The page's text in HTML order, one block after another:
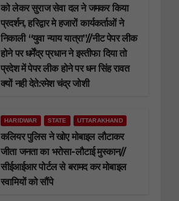
को लेकर सुराज सेवा दल ने जमकर किया
प्रदर्शन, हरिद्वार मे हजारों कार्यकर्ताओं ने
निकाली “युवा न्याय यात्रा”//नीट पेपर लीक
होने पर धर्मेंद्र प्रधान ने इस्तीफा दिया तो
प्रदेश में पेपर लीक होने पर धन सिंह रावत
क्यों नही देते:रमेश चंद्र जोशी
HARIDWAR STATE UTTARAKHAND
कलियर पुलिस ने खोए मोबाइल लौटाकर
जीता जनता का भरोसा-लौटाई मुस्कान//
सीईआईआर पोर्टल से बरामद कर मोबाइल
स्वामियों को सौंपे